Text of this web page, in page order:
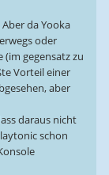
da Yooka
oder
gegensatz zu
Vorteil einer
aber
daraus nicht
schon